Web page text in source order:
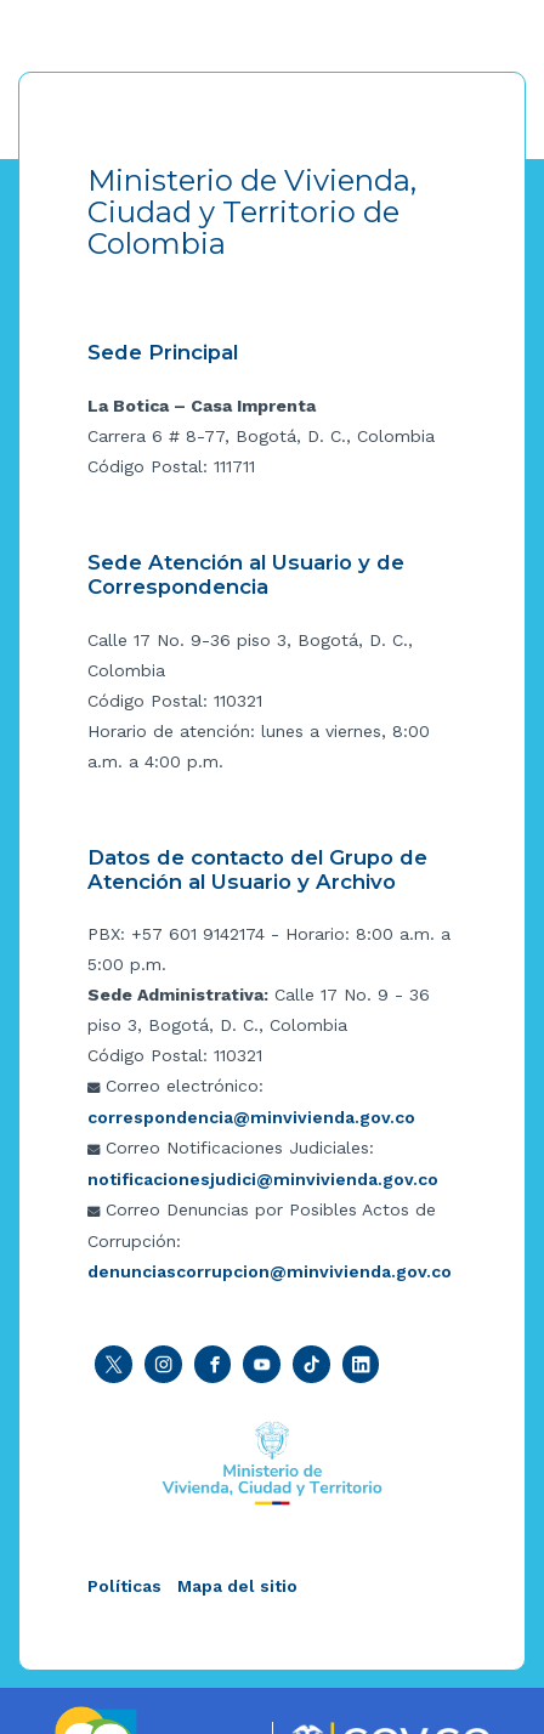
Ministerio de Vivienda,
Ciudad y Territorio de
Colombia
Sede Principal
La Botica – Casa Imprenta
Carrera 6 # 8-77, Bogotá, D. C., Colombia
Código Postal: 111711
Sede Atención al Usuario y de
Correspondencia
Calle 17 No. 9-36 piso 3, Bogotá, D. C.,
Colombia
Código Postal: 110321
Horario de atención: lunes a viernes, 8:00
a.m. a 4:00 p.m.
Datos de contacto del Grupo de
Atención al Usuario y Archivo
PBX: +57 601 9142174 - Horario: 8:00 a.m. a
5:00 p.m.
Sede Administrativa: Calle 17 No. 9 - 36
piso 3, Bogotá, D. C., Colombia
Código Postal: 110321
Correo electrónico:
correspondencia@minvivienda.gov.co
Correo Notificaciones Judiciales:
notificacionesjudici@minvivienda.gov.co
Correo Denuncias por Posibles Actos de
Corrupción:
denunciascorrupcion@minvivienda.gov.co
Políticas Mapa del sitio